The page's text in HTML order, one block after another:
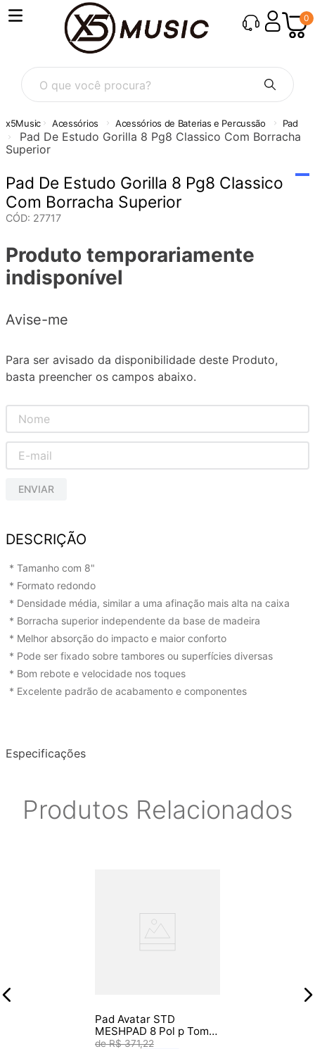
0
O que você procura?
Acessórios Acessórios de Baterias e Percussão Pad
Pad De Estudo Gorilla 8 Pg8 Classico Com Borracha
Superior
Pad De Estudo Gorilla 8 Pg8 Classico
Com Borracha Superior
CÓD: 27717
Produto temporariamente
indisponível
Avise-me
Para ser avisado da disponibilidade deste Produto,
basta preencher os campos abaixo.
ENVIAR
DESCRIÇÃO
* Tamanho com 8"
* Formato redondo
* Densidade média, similar a uma afinação mais alta na caixa
* Borracha superior independente da base de madeira
* Melhor absorção do impacto e maior conforto
* Pode ser fixado sobre tambores ou superfícies diversas
* Bom rebote e velocidade nos toques
* Excelente padrão de acabamento e componentes
Especificações
Produtos Relacionados
Pad Avatar STD
MESHPAD 8 Pol p Tom
em Mesh Dual Zone
R$ 371,22